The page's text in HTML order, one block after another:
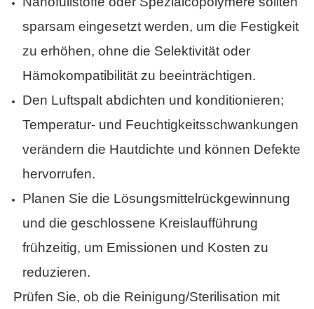
sparsam eingesetzt werden, um die Festigkeit
zu erhöhen, ohne die Selektivität oder
Hämokompatibilität zu beeinträchtigen.
Den Luftspalt abdichten und konditionieren;
Temperatur- und Feuchtigkeitsschwankungen
verändern die Hautdichte und können Defekte
hervorrufen.
Planen Sie die Lösungsmittelrückgewinnung
und die geschlossene Kreislaufführung
frühzeitig, um Emissionen und Kosten zu
reduzieren.
Prüfen Sie, ob die Reinigung/Sterilisation mit